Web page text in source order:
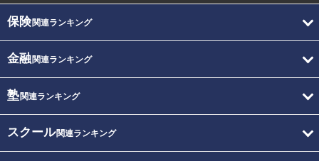
保険関連ランキング
金融関連ランキング
塾関連ランキング
スクール関連ランキング